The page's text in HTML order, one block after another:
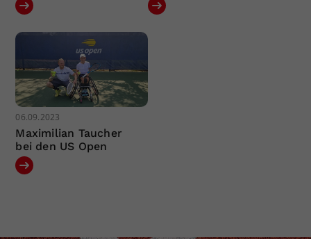
06.09.2023
Maximilian Taucher
bei den US Open